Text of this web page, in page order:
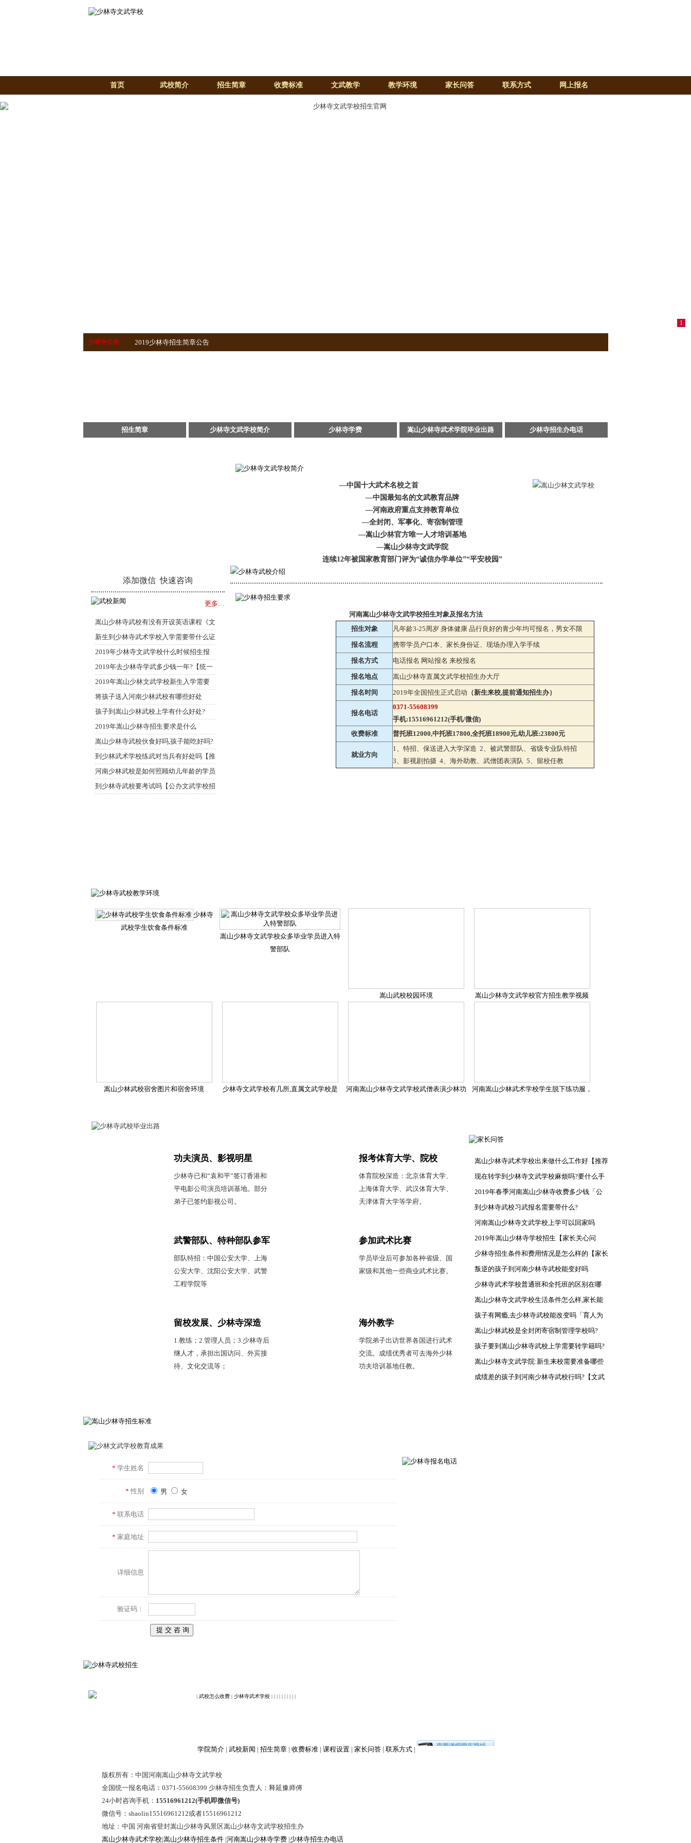
首页 武校简介 招生简章 收费标准 文武教学 教学环境 家长问答 联系方式 网上报名
1
少林寺公告 2019少林寺招生简章公告
招生简章 少林寺文武学校简介 少林寺学费 嵩山少林寺武术学院毕业出路 少林寺招生办电话
添加微信 快速咨询
更多…
嵩山少林寺武校有没有开设英语课程《文
武同步
新生到少林寺武术学校入学需要带什么证
件【注
2019年少林寺文武学校什么时候招生报
名?
2019年去少林寺学武多少钱一年?【统一
标准】
2019年嵩山少林文武学校新生入学需要
注意的事情
将孩子送入河南少林武校有哪些好处
孩子到嵩山少林武校上学有什么好处?
2019年嵩山少林寺招生要求是什么
嵩山少林寺武校伙食好吗,孩子能吃好吗?
到少林武术学校练武对当兵有好处吗【推
荐就业
河南少林武校是如何照顾幼儿年龄的学员
【全封
到少林寺武校要考试吗【公办文武学校招
—中国十大武术名校之首
—中国最知名的文武教育品牌
—河南政府重点支持教育单位
—全封闭、军事化、寄宿制管理
—嵩山少林官方唯一人才培训基地
—嵩山少林寺文武学院
连续12年被国家教育部门评为“诚信办学单位”“平安校园”
河南嵩山少林寺文武学校招生对象及报名方法
招生对象
凡年龄3-25周岁 身体健康 品行良好的青少年均可报名，男女不限
报名流程 携带学员户口本、家长身份证、现场办理入学手续
报名方式 电话报名 网站报名 来校报名
报名地点 嵩山少林寺直属文武学校招生办大厅
报名时间 2019年全国招生正式启动 （新生来校,提前通知招生办）
报名电话
0371-55608399
手机:15516961212(手机/微信)
收费标准
普托班12000,中托班17800,全托班18900元,幼儿班:23800元
就业方向
1、特招、保送进入大学深造 2、被武警部队、省级专业队特招
3、影视剧拍摄 4、海外助教、武僧团表演队 5、留校任教
少林寺
武校学生饮食条件标准
嵩山少林寺文武学校众多毕业学员进入特
警部队
嵩山武校校园环境 嵩山少林寺文武学校官方招生教学视频
嵩山少林武校宿舍图片和宿舍环境
少林寺文武学校有几所,直属文武学校是
河南嵩山少林寺文武学校武僧表演少林功
河南嵩山少林武术学校学生脱下练功服，
功夫演员、影视明星
少林寺已和“袁和平”签订香港和
平电影公司演员培训基地。部分
弟子已签约影视公司。
报考体育大学、院校
体育院校深造：北京体育大学、
上海体育大学、武汉体育大学、
天津体育大学等学府。
武警部队、特种部队参军
部队特招：中国公安大学、上海
公安大学、沈阳公安大学、武警
工程学院等
参加武术比赛
学员毕业后可参加各种省级、国
家级和其他一些商业武术比赛。
留校发展、少林寺深造
1.教练；2.管理人员；3.少林寺后
继人才，承担出国访问、外宾接
待、文化交流等；
海外教学
学院弟子出访世界各国进行武术
交流。成绩优秀者可去海外少林
功夫培训基地任教。
嵩山少林寺武术学校出来做什么工作好【推荐
工
现在转学到少林寺文武学校麻烦吗?要什么手
续《
2019年春季河南嵩山少林寺收费多少钱「公
开透明
到少林寺武校习武报名需要带什么?
河南嵩山少林寺文武学校上学可以回家吗
2019年嵩山少林寺学校招生【家长关心问
题】
少林寺招生条件和费用情况是怎么样的【家长
必
叛逆的孩子到河南少林寺武校能变好吗
少林寺武术学校普通班和全托班的区别在哪
里?
嵩山少林寺文武学校生活条件怎么样,家长能
放心
孩子有网瘾,去少林寺武校能改变吗「育人为
先」
嵩山少林武校是全封闭寄宿制管理学校吗?
孩子要到嵩山少林寺武校上学需要转学籍吗?
怎么
嵩山少林寺文武学院:新生来校需要准备哪些
东西
成绩差的孩子到河南少林寺武校行吗?【文武
* 学生姓名
* 性别 男 女
* 联系电话
* 家庭地址
详细信息
验证码：
| 武校怎么收费 | 少林寺武术学校 | | | | | | | | | |
学院简介 | 武校新闻 | 招生简章 | 收费标准 | 课程设置 | 家长问答 | 联系方式 |
版权所有：中国河南嵩山少林寺文武学校
全国统一报名电话：0371-55608399 少林寺招生负责人：释延豫师傅
24小时咨询手机： 15516961212(手机即微信号)
微信号：shaolin15516961212或者15516961212
地址：中国 河南省登封嵩山少林寺风景区嵩山少林寺文武学校招生办
嵩山少林寺武术学校|嵩山少林寺招生条件 |河南嵩山少林寺学费 |少林寺招生办电话